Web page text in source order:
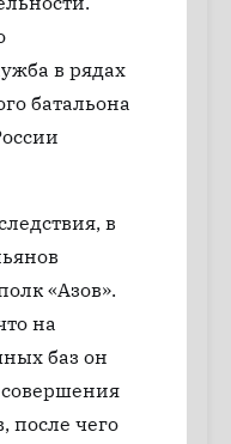
в рядах
батальона
в
«Азов».
на
баз он
после чего